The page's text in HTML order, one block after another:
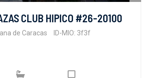
CLUB HIPICO #26-20100
de Caracas ID-MIO: 3f3f